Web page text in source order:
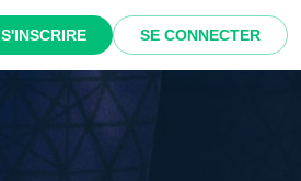
S'INSCRIRE SE CONNECTER